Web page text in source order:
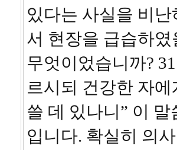
있다는 사실을 비
서 현장을 급습하
무엇이었습니까?
르시되 건강한 자
쓸 데 있나니” 이
입니다. 확실히 의